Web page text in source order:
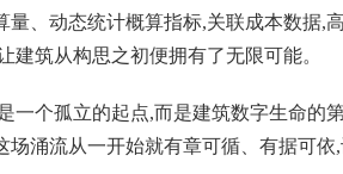
量、动态统计概算指标,关联成本数据,
建筑从构思之初便拥有了无限可能。
一个孤立的起点,而是建筑数字生命的
场涌流从一开始就有章可循、有据可